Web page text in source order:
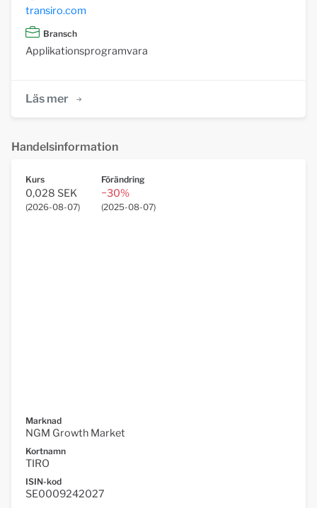
transiro.com
Bransch
Applikationsprogramvara
Läs mer
Handelsinformation
Kurs
0,028 SEK
(2026-08-07)
Förändring
−30%
(2025-08-07)
Marknad
NGM Growth Market
Kortnamn
TIRO
ISIN-kod
SE0009242027